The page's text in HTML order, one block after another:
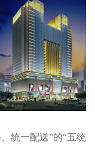
统一配送”的“五统